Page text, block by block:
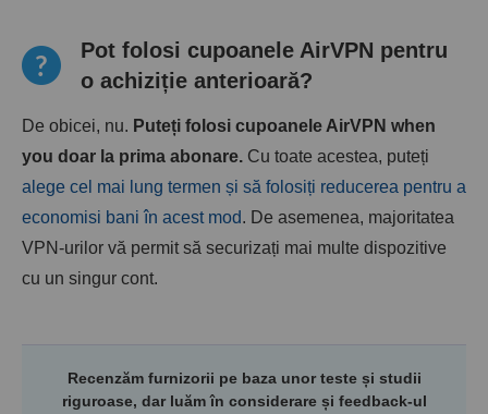
Pot folosi cupoanele AirVPN pentru
o achiziție anterioară?
De obicei, nu. Puteți folosi cupoanele AirVPN when
you doar la prima abonare. Cu toate acestea, puteți
alege cel mai lung termen și să folosiți reducerea pentru a
economisi bani în acest mod. De asemenea, majoritatea
VPN-urilor vă permit să securizați mai multe dispozitive
cu un singur cont.
Recenzăm furnizorii pe baza unor teste și studii
riguroase, dar luăm în considerare și feedback-ul